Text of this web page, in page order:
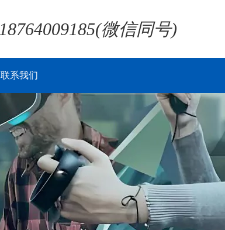
18764009185(微信同号)
联系我们